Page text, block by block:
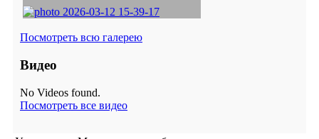
Посмотреть всю галерею
Видео
No Videos found.
Посмотреть все видео